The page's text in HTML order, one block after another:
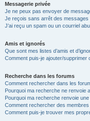
Messagerie privée
Je ne peux pas envoyer de
Je reçois sans arrêt des messages
J’ai reçu un spam ou un courriel
Amis et ignorés
Que sont mes listes d’amis et
Comment puis-je ajouter/supprimer
Recherche dans les forums
Comment rechercher dans les
Pourquoi ma recherche ne renvoie
Pourquoi ma recherche renvoie
Comment rechercher des membres
Comment puis-je trouver mes